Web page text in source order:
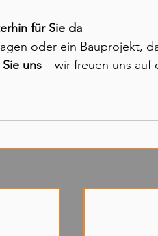
für Sie da
oder ein Bauprojekt,
uns – wir freuen uns auf